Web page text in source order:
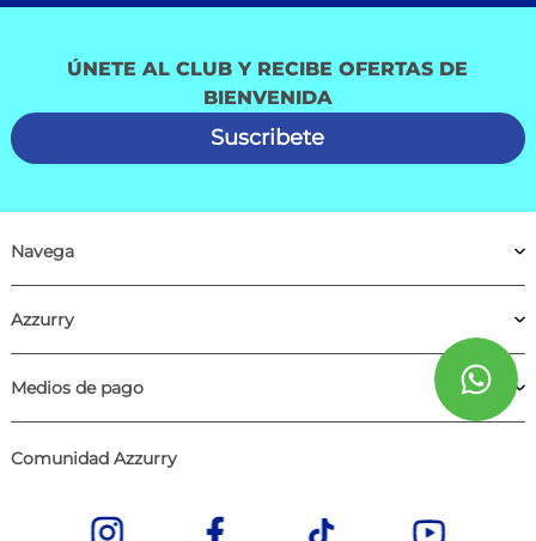
ÚNETE AL CLUB Y RECIBE OFERTAS DE
BIENVENIDA
Suscribete
Navega
Azzurry
Medios de pago
Comunidad Azzurry